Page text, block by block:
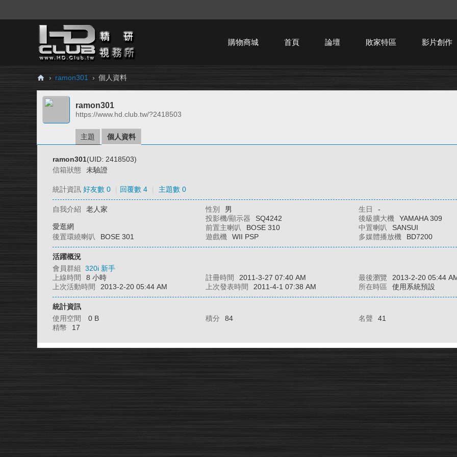
購物商城 首頁 論壇 敗家特區 影片創作
H
Cl
› ramon301 › 個人資料
ramon301
https://www.hd.club.tw/?2418503
主題 個人資料
ramon301(UID: 2418503)
信箱狀態
未驗證
統計資訊 好友數 0 回覆數 4 主題數 0
自我介紹 老人家
愛逛網
性別 男 生日
-
投影機/顯示器
SQ4242 後級擴大機
YAMAHA 309
前置主喇叭
BOSE 310 中置喇叭
SANSUI
後置環繞喇叭
BOSE 301 遊戲機 WII PSP 多媒體播放機 BD7200
活躍概況
會員群組 320i 新手
上線時間
8 小時 註冊時間 2011-3-27 07:40 AM 最後瀏覽
2013-2-20 05:44
上次活動時間
2013-2-20 05:44 AM 上次發表時間 2011-4-1 07:38 AM 所在時區 使用系統預設
統計資訊
使用空間
0 B 積分 84 名聲
41
精幣
17